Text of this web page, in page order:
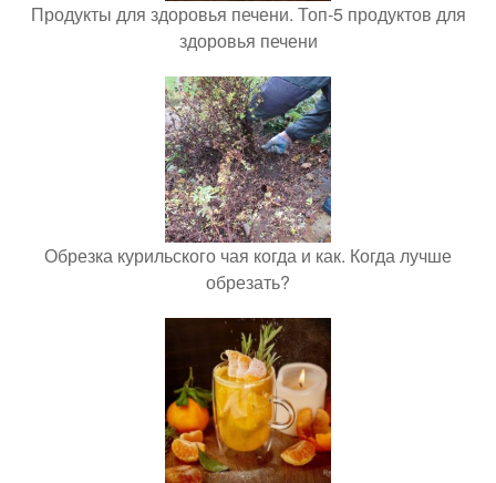
Продукты для здоровья печени. Топ-5 продуктов для
здоровья печени
Обрезка курильского чая когда и как. Когда лучше
обрезать?